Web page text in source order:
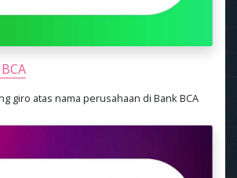
giro atas nama perusahaan di Bank BCA